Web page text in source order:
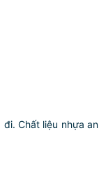
Chất liệu nhựa